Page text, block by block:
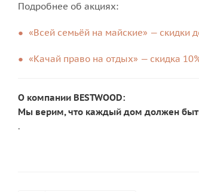
Подробнее об акциях:
«Всей семьёй на майские» — скидки
«Качай право на отдых» — скидка
О компании BESTWOOD:
Мы верим, что каждый дом должен
.